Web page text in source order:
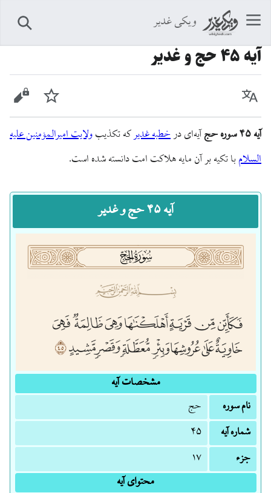
ویکی غدیر
آیه ۴۵ حج و غدیر
زبان پیگیری
آیه ۴۵ سوره حج آیه‌ای درخطبه غدیرکه تکذیبولایت امیرالمؤمنین علیه
السلامبا تکیه بر آن مایه هلاکت امت دانسته شده است.
آیه ۴۵ حج و غدیر
مشخصات آیه
نام سوره
حج
شماره آیه
۴۵
جزء
۱۷
محتوای آیه